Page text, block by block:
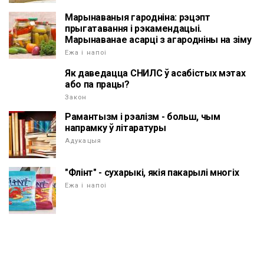
Марынаваныя гародніна: рэцэпт
прыгатавання і рэкамендацыі.
Марынаванае асарці з агародніны на зіму
Ежа і напоі
Як даведацца СНИЛС ў асабістых мэтах
або па працы?
Закон
Рамантызм і рэалізм - больш, чым
напрамку ў літаратуры
Адукацыя
"Флінт" - сухарыкі, якія пакарылі многіх
Ежа і напоі